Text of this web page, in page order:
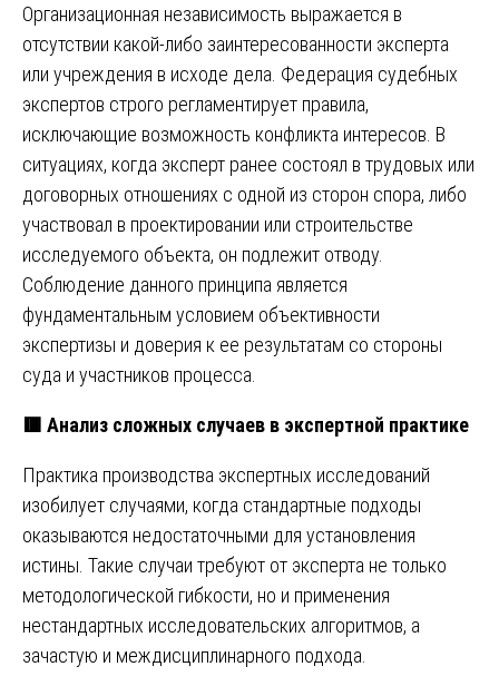
Организационная независимость выражается в
отсутствии какой-либо заинтересованности эксперта
или учреждения в исходе дела. Федерация судебных
экспертов строго регламентирует правила,
исключающие возможность конфликта интересов. В
ситуациях, когда эксперт ранее состоял в трудовых или
договорных отношениях с одной из сторон спора, либо
участвовал в проектировании или строительстве
исследуемого объекта, он подлежит отводу.
Соблюдение данного принципа является
фундаментальным условием объективности
экспертизы и доверия к ее результатам со стороны
суда и участников процесса.
🟥 Анализ сложных случаев в экспертной практике
Практика производства экспертных исследований
изобилует случаями, когда стандартные подходы
оказываются недостаточными для установления
истины. Такие случаи требуют от эксперта не только
методологической гибкости, но и применения
нестандартных исследовательских алгоритмов, а
зачастую и междисциплинарного подхода.